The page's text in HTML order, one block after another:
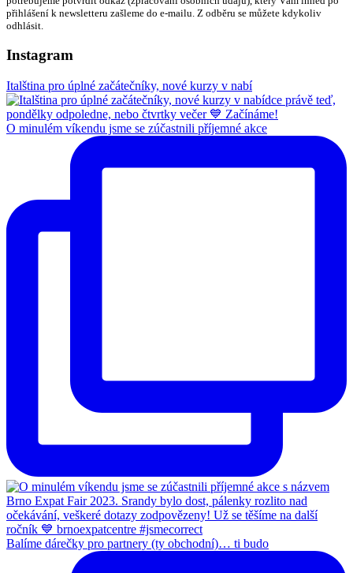
přihlášení k newsletteru zašleme do e-mailu. Z odběru se můžete kdykoliv
odhlásit.
Instagram
Italština pro úplné začátečníky, nové kurzy v nabí
O minulém víkendu jsme se zúčastnili příjemné akce
Balíme dárečky pro partnery (ty obchodní)… ti budo